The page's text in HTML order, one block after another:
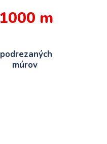
1000 m
podrezaných
múrov